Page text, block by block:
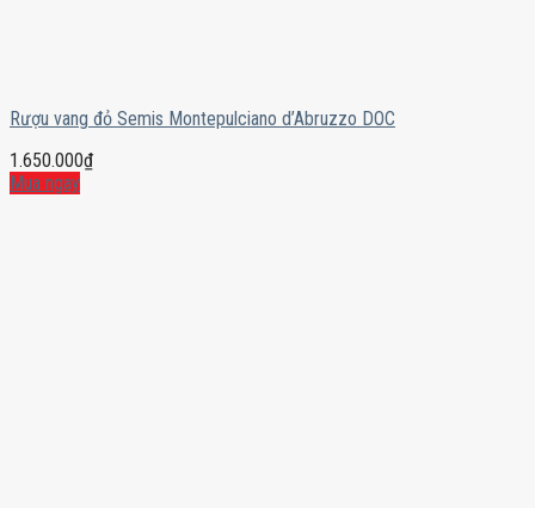
Rượu vang đỏ Semis Montepulciano d’Abruzzo DOC
1.650.000₫
Mua ngay